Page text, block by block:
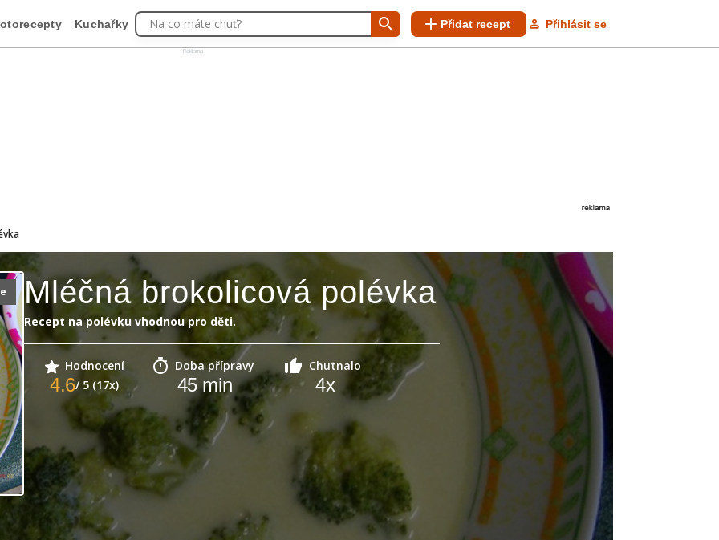
Reklama
Kuchařky Na co máte chuť? Přidat recept Přihlásit se
Mléčná brokolicová polévka
Recept na polévku vhodnou pro děti.
Hodnocení
4.6/ 5 (17x)
Doba přípravy
45min
Chutnalo
4x